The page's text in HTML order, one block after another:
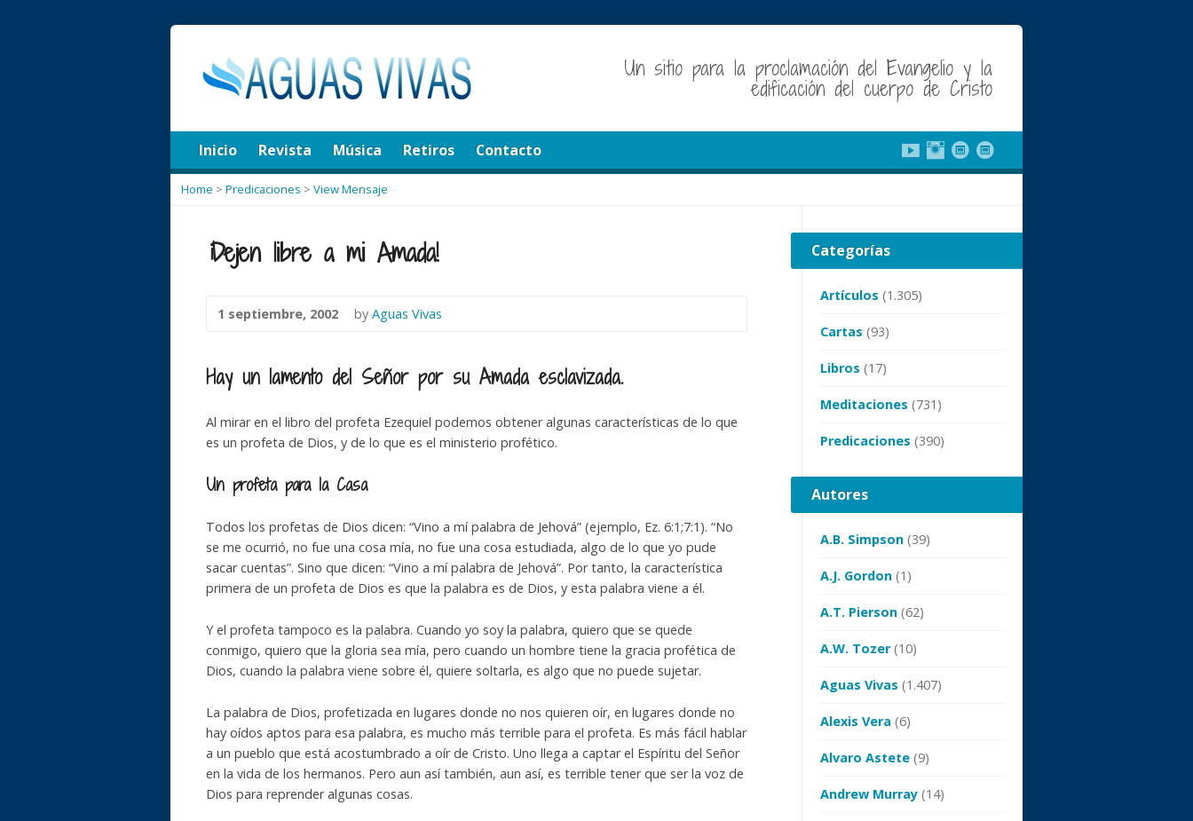
Un sitio para la proclamación del Evangelio y la
edificación del cuerpo de Cristo
Inicio Revista Música Retiros Contacto
Home > Predicaciones > View Mensaje
¡Dejen libre a mi Amada!
1 septiembre, 2002 by Aguas Vivas
Hay un lamento del Señor por su Amada esclavizada.
Al mirar en el libro del profeta Ezequiel podemos obtener algunas características de lo que
es un profeta de Dios, y de lo que es el ministerio profético.
Un profeta para la Casa
Todos los profetas de Dios dicen: “Vino a mí palabra de Jehová” (ejemplo, Ez. 6:1;7:1). “No
se me ocurrió, no fue una cosa mía, no fue una cosa estudiada, algo de lo que yo pude
sacar cuentas”. Sino que dicen: “Vino a mí palabra de Jehová”. Por tanto, la característica
primera de un profeta de Dios es que la palabra es de Dios, y esta palabra viene a él.
Y el profeta tampoco es la palabra. Cuando yo soy la palabra, quiero que se quede
conmigo, quiero que la gloria sea mía, pero cuando un hombre tiene la gracia profética de
Dios, cuando la palabra viene sobre él, quiere soltarla, es algo que no puede sujetar.
La palabra de Dios, profetizada en lugares donde no nos quieren oír, en lugares donde no
hay oídos aptos para esa palabra, es mucho más terrible para el profeta. Es más fácil hablar
a un pueblo que está acostumbrado a oír de Cristo. Uno llega a captar el Espíritu del Señor
en la vida de los hermanos. Pero aun así también, aun así, es terrible tener que ser la voz de
Dios para reprender algunas cosas.
Categorías
Artículos (1.305)
Cartas (93)
Libros (17)
Meditaciones (731)
Predicaciones (390)
Autores
A.B. Simpson (39)
A.J. Gordon (1)
A.T. Pierson (62)
A.W. Tozer(10)
Aguas Vivas (1.407)
Alexis Vera (6)
Alvaro Astete (9)
Andrew Murray (14)